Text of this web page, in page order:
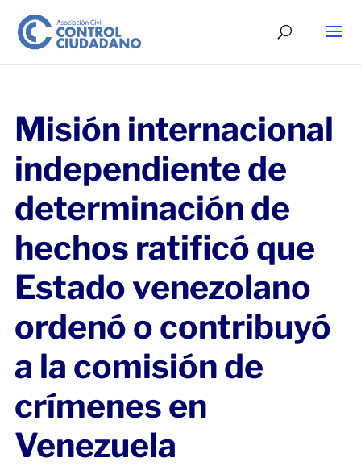
Misión internacional
independiente de
determinación de
hechos ratificó que
Estado venezolano
ordenó o contribuyó
a la comisión de
crímenes en
Venezuela